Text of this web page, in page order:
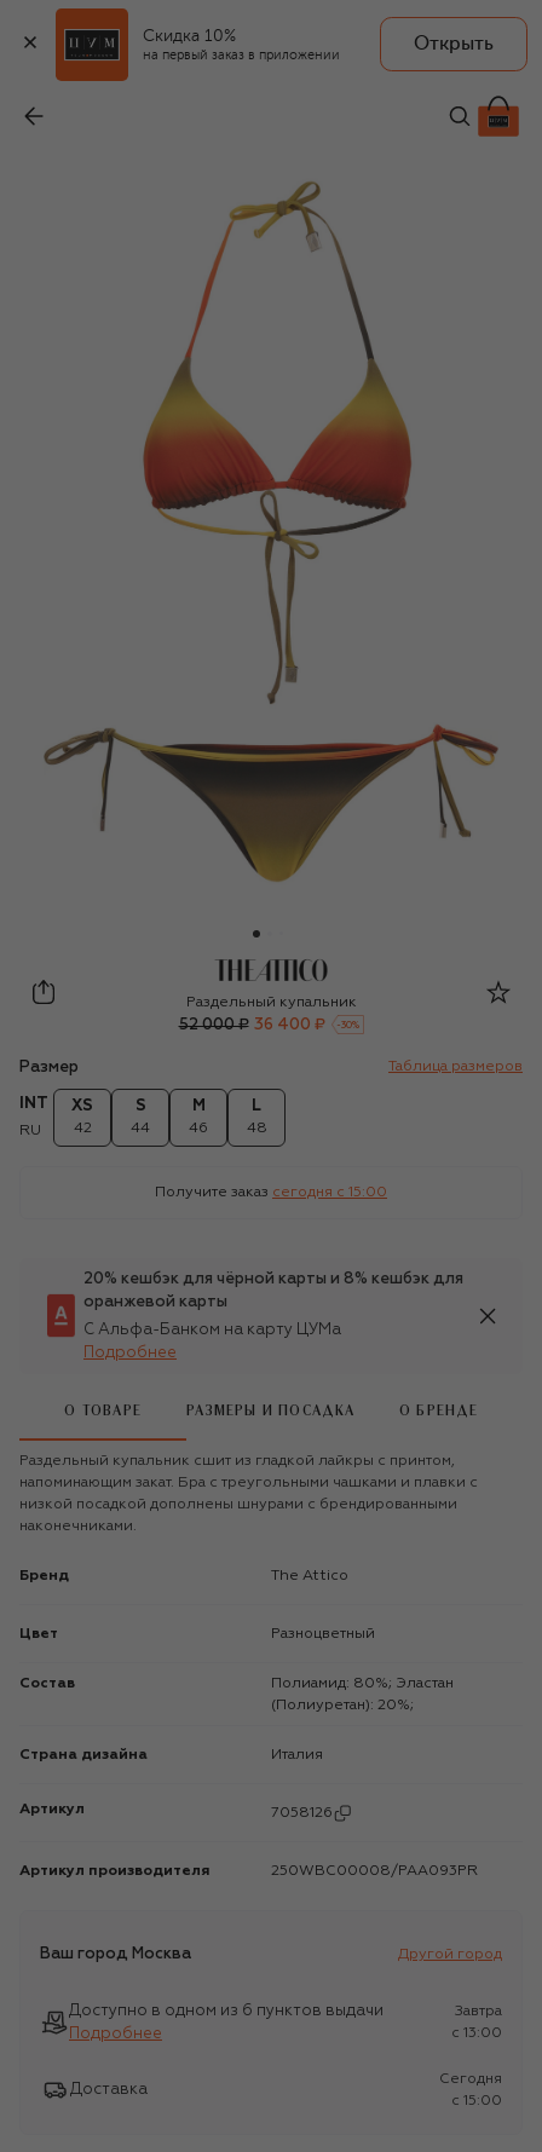
Скидка 10%
на первый заказ в приложении
Открыть
36 400 ₽
The Attico
Раздельный купальник
52 000 ₽ 36 400 ₽ -30%
Размер Таблица размеров
INT
RU
XS
42
S
44
M
46
L
48
Получите заказ сегодня c 15:00
20% кешбэк для чёрной карты и 8% кешбэк для
оранжевой карты
С Альфа-Банком на карту ЦУМа
Подробнее
О ТОВАРЕ РАЗМЕРЫ И ПОСАДКА О БРЕНДЕ
Раздельный купальник сшит из гладкой лайкры с принтом,
напоминающим закат. Бра с треугольными чашками и плавки с
низкой посадкой дополнены шнурами с брендированными
наконечниками.
Бренд The Attico
Цвет Разноцветный
Состав
Полиамид: 80%; Эластан
(Полиуретан): 20%;
Страна дизайна Италия
Артикул 7058126
Артикул производителя 250WBC00008/PAA093PR
Ваш город Москва Другой город
Доступно в одном из 6 пунктов выдачи
Подробнее
Завтра
c 13:00
Доставка
Сегодня
c 15:00